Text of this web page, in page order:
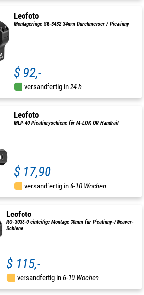
Leofoto
Montageringe SR-3432 34mm Durchmesser / Picatinny
$ 92,-
versandfertig in24 h
Leofoto
MLP-40 Picatinnyschiene für M-LOK QR Handrail
$ 17,90
versandfertig in6-10 Wochen
Leofoto
RO-3038-0 einteilige Montage 30mm für Picatinny-/Weaver-
Schiene
$ 115,-
versandfertig in6-10 Wochen